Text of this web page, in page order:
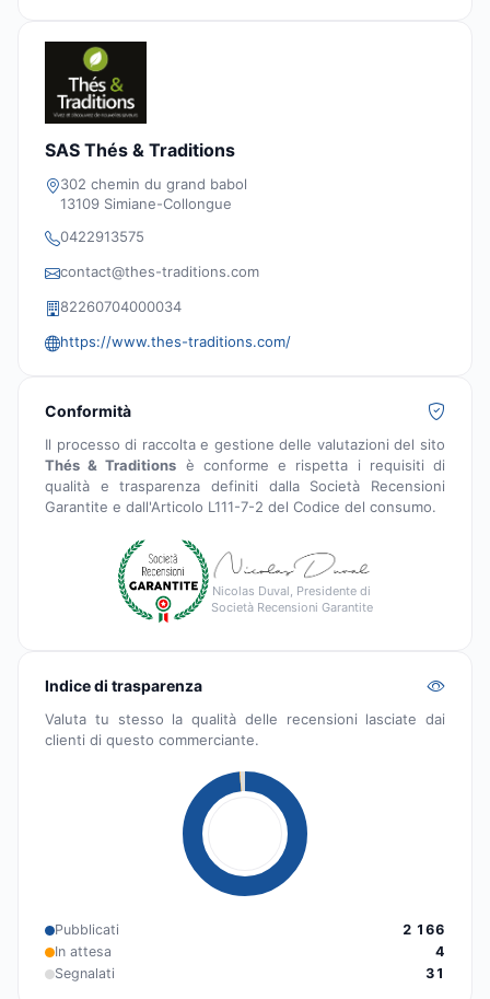
SAS Thés & Traditions
302 chemin du grand babol
13109 Simiane-Collongue
0422913575
contact@thes-traditions.com
82260704000034
https://www.thes-traditions.com/
Conformità
Il processo di raccolta e gestione delle valutazioni del sito
Thés & Traditions è conforme e rispetta i requisiti di
qualità e trasparenza definiti dalla Società Recensioni
Garantite e dall'Articolo L111-7-2 del Codice del consumo.
Nicolas Duval, Presidente di
Società Recensioni Garantite
Indice di trasparenza
Valuta tu stesso la qualità delle recensioni lasciate dai
clienti di questo commerciante.
Pubblicati
2 166
In attesa
4
Segnalati
31